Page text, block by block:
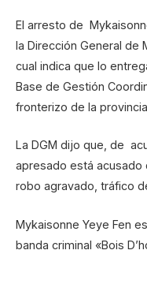
El arresto de
la Dirección General de
cual indica que lo
Base de Gestión
fronterizo de la provincia
La DGM dijo que, de
apresado está acusado
robo agravado, tráfico
Mykaisonne Yeye Fen
banda criminal «Bois